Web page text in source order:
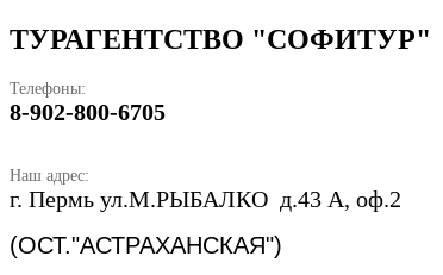
ТУРАГЕНТСТВО "СОФИТУР"
Телефоны:
8-902-800-6705
Наш адрес:
г. Пермь ул.М.РЫБАЛКО д.43 А, оф.2
(ОСТ."АСТРАХАНСКАЯ")